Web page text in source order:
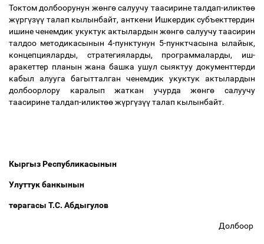
Токтом долбоорунун жөнгөсалуучу таасирине талдап-иликтөө
жүргүзүү талап кылынбайт, анткени Ишкердик субъекттердин
ишине ченемдик укуктук актылардын жөнгө салуучу таасирин
талдоо методикасынын 4-пунктунун 5-пунктчасына ылайык,
концепцияларды, стратегияларды, программаларды, иш-
аракеттер планын жана башка ушул сыяктуу документтерди
кабыл алууга багытталган ченемдик укуктук актылардын
долбоорлору каралып жаткан учурда жөнгө салуучу
таасирине талдап-иликтөөжүргүзүүталап кылынбайт.
Кыргыз Республикасынын
Улуттук банкынын
төрагасы Т.С. Абдыгулов
Долбоор